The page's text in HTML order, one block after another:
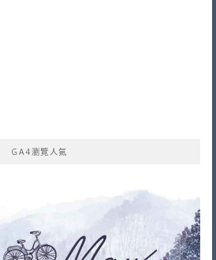
GA4瀏覽人氣